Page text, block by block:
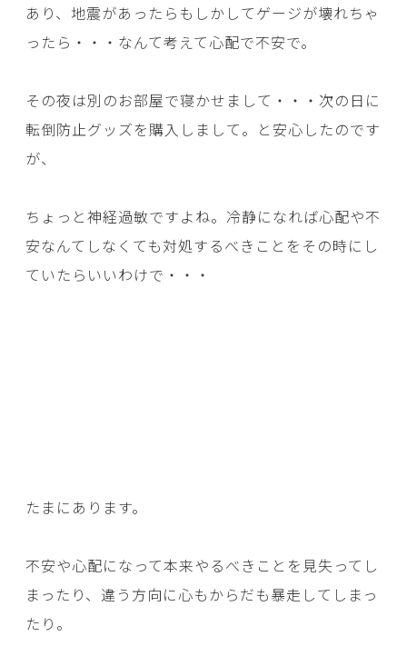
あり、地震があったらもしかしてゲージが壊れちゃ
ったら・・・なんて考えて心配で不安で。
その夜は別のお部屋で寝かせまして・・・次の日に
転倒防止グッズを購入しまして。と安心したのです
が、
ちょっと神経過敏ですよね。冷静になれば心配や不
安なんてしなくても対処するべきことをその時にし
ていたらいいわけで・・・
たまにあります。
不安や心配になって本来やるべきことを見失ってし
まったり、違う方向に心もからだも暴走してしまっ
たり。